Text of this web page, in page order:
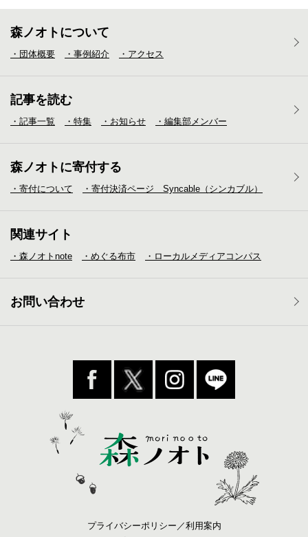
森ノオトについて
・団体概要 ・事例紹介 ・アクセス
記事を読む
・記事一覧 ・特集 ・お知らせ ・編集部メンバー
森ノオトに寄付する
・寄付について ・寄付決済ページ Syncable（シンカブル）
関連サイト
・森ノオトnote ・めぐる布市 ・ローカルメディア コンパス
お問い合わせ
プライバシーポリシー／利用案内